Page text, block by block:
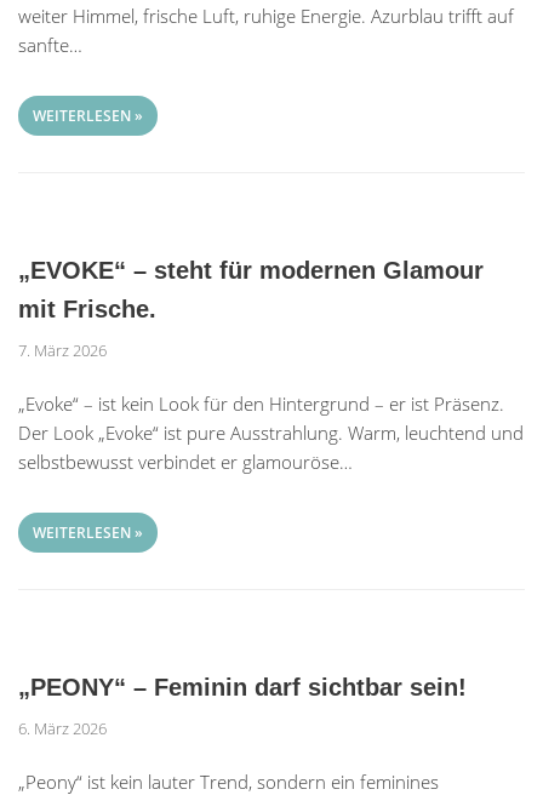
weiter Himmel, frische Luft, ruhige Energie. Azurblau trifft auf
sanfte…
WEITERLESEN »
„EVOKE“ – steht für modernen Glamour
mit Frische.
7. März 2026
„Evoke“ – ist kein Look für den Hintergrund – er ist Präsenz.
Der Look „Evoke“ ist pure Ausstrahlung. Warm, leuchtend und
selbstbewusst verbindet er glamouröse…
WEITERLESEN »
„PEONY“ – Feminin darf sichtbar sein!
6. März 2026
„Peony“ ist kein lauter Trend, sondern ein feminines